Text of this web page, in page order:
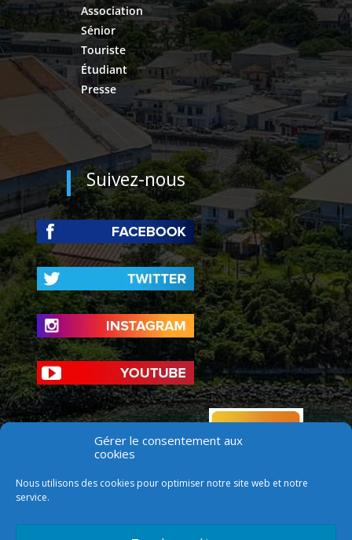
Gérer le consentement aux
cookies
Nous utilisons des cookies pour optimiser notre site web et notre
service.
Association
Sénior
Touriste
Étudiant
Presse
Suivez-nous